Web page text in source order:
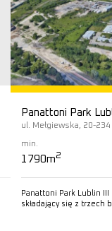
Panattoni Park
ul. Mełgiewska, 20-
min.
1790m2
Panattoni Park Lublin
składający się z trzech